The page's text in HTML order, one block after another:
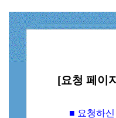
[요청 페이
■ 요청하